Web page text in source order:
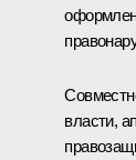
власти,